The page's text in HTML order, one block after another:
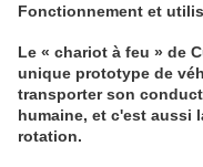
Fonctionnement et
Le « chariot à feu » de
unique prototype de
transporter son
humaine, et c'est aussi
rotation.